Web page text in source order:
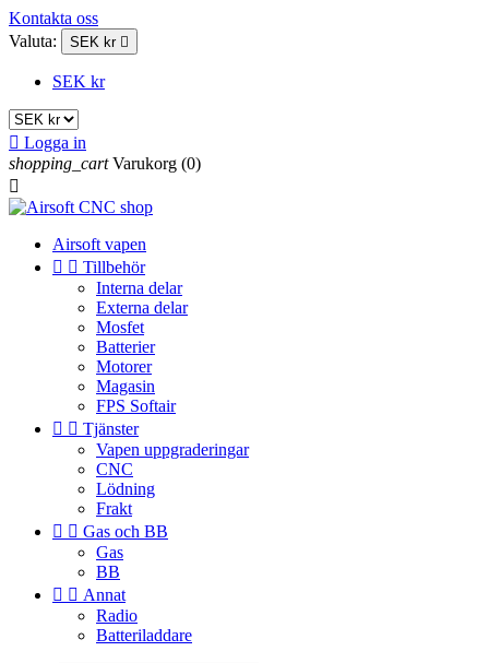
Kontakta oss
Valuta:
SEK kr 
SEK kr
 Logga in
shopping_cart Varukorg (0)

Airsoft vapen
  Tillbehör
Interna delar
Externa delar
Mosfet
Batterier
Motorer
Magasin
FPS Softair
  Tjänster
Vapen uppgraderingar
CNC
Lödning
Frakt
  Gas och BB
Gas
BB
  Annat
Radio
Batteriladdare